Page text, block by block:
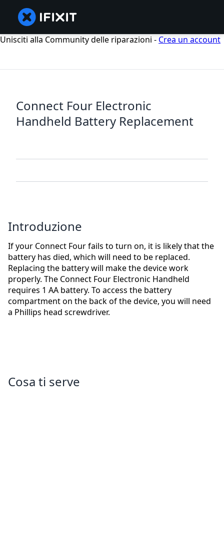
Unisciti alla Community delle riparazioni - Crea un account
Connect Four Electronic
Handheld Battery Replacement
Introduzione
If your Connect Four fails to turn on, it is likely that the
battery has died, which will need to be replaced.
Replacing the battery will make the device work
properly. The Connect Four Electronic Handheld
requires 1 AA battery. To access the battery
compartment on the back of the device, you will need
a Phillips head screwdriver.
Cosa ti serve